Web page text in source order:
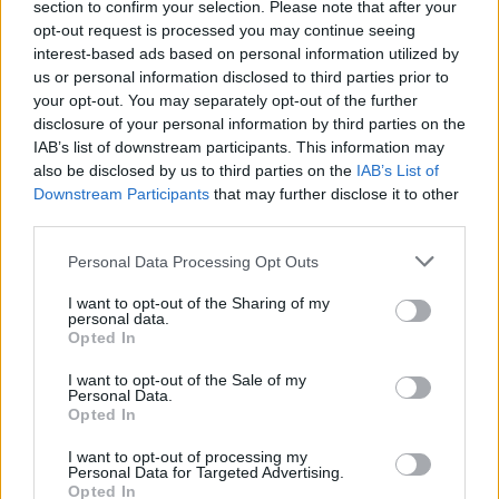
section to confirm your selection. Please note that after your
opt-out request is processed you may continue seeing
interest-based ads based on personal information utilized by
us or personal information disclosed to third parties prior to
your opt-out. You may separately opt-out of the further
disclosure of your personal information by third parties on the
IAB’s list of downstream participants. This information may
also be disclosed by us to third parties on the IAB’s List of
Downstream Participants that may further disclose it to other
Personal Data Processing Opt Outs
I want to opt-out of the Sharing of my
personal data.
Opted In
I want to opt-out of the Sale of my
Personal Data.
Opted In
I want to opt-out of processing my
Personal Data for Targeted Advertising.
Opted In
Fluks në Morinë, mbi 422
mijë udhëtarë në korrik
dhe 90 mijë hyrje në pesë
Tajlandë/ Nxënësi vrau
gjyshërit me armën e
gjyshit dhe më pas qëlloi
Aksident tragjik në Greqi/
Humbin jetën nënë e bir,
viktimat nga Shqipëria
Hetimi i BBC: Mbi 34 mijë
marrë ose synohen të
konfiskohen nga Rusia në